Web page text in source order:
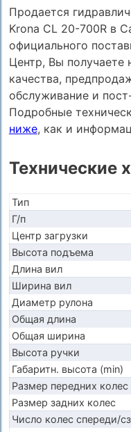
Продается
Krona CL 20-700R в
официального
Центр, Вы получаете
качества,
обслуживание и
Подробные
ниже, как и
Технические
Тип
Г/п
Центр загрузки
Высота подъема
Длина вил
Ширина вил
Диаметр рулона
Общая длина
Общая ширина
Высота ручки
Габаритн. высота (min)
Размер передних колес
Размер задних колес
Число колес спереди/